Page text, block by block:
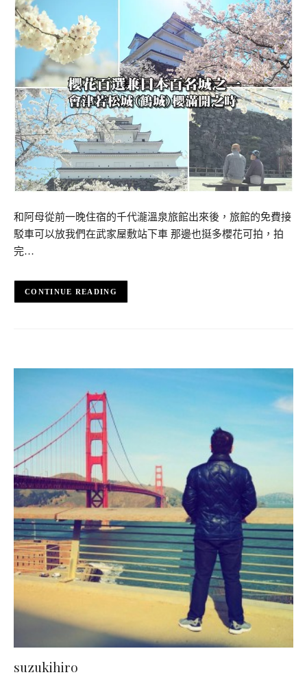
和阿母從前一晚住宿的千代瀧溫泉旅館出來後，旅館的免費接
駁車可以放我們在武家屋敷站下車 那邊也挺多櫻花可拍，拍
完…
CONTINUE READING
suzukihiro